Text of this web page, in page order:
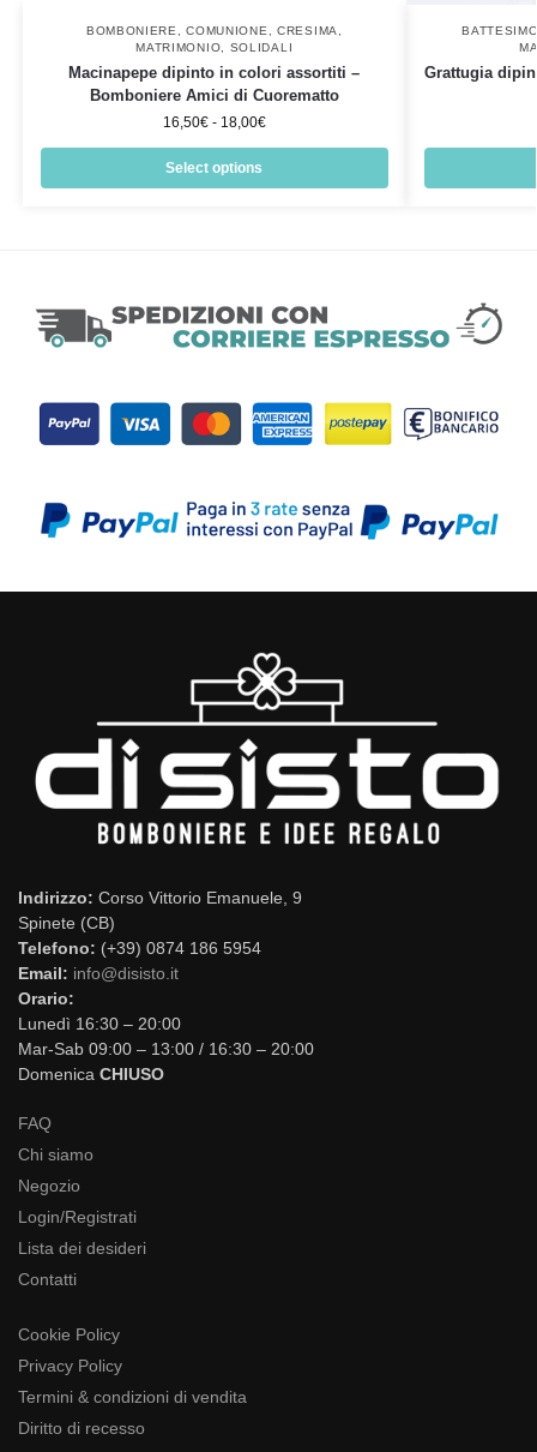
BOMBONIERE ,COMUNIONE CRESIMA
MATRIMONIO
SOLIDALI
Macinapepe dipinto in colori assortiti –
Bomboniere Amici di Cuorematto
16,50€ - 18,00€
Select options
Grattugia
Indirizzo: Corso Vittorio Emanuele, 9
Spinete (CB)
Telefono: (+39) 0874 186 5954
Email: info@disisto.it
Orario:
Lunedì 16:30 – 20:00
Mar-Sab 09:00 – 13:00 / 16:30 – 20:00
Domenica CHIUSO
FAQ
Chi siamo
Negozio
Login/Registrati
Lista dei desideri
Contatti
Cookie Policy
Privacy Policy
Termini & condizioni di vendita
Diritto di recesso